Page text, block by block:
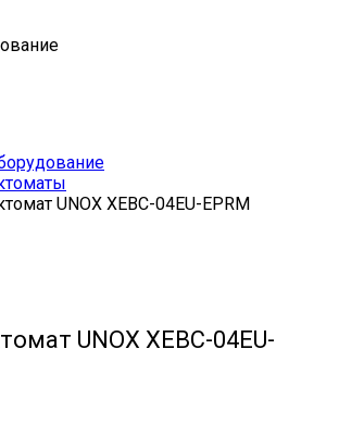
UNOX XEBC-04EU-EPRM
UNOX XEBC-04EU-